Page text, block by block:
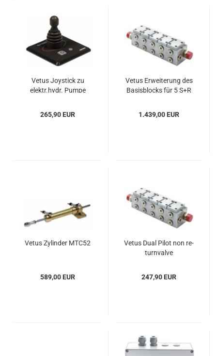
Vetus Joy­stick zu
elektr.hydr. Pumpe
265,90 EUR
Vetus Er­wei­te­rung des
Ba­sis­blocks für 5 S+R
1.439,00 EUR
Vetus Zy­lin­der MTC52
589,00 EUR
Vetus Dual Pilot non re­
turn­val­ve
247,90 EUR